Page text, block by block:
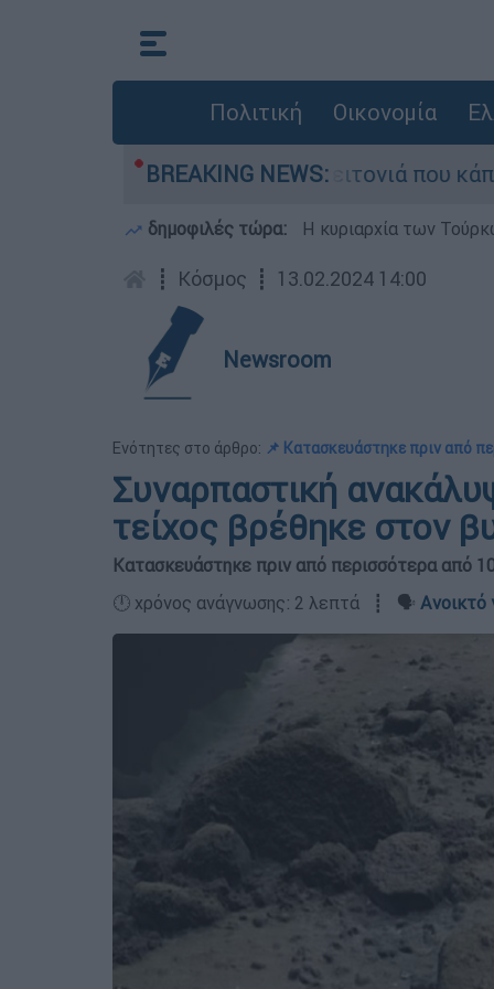
Πολιτική Οικονομία
BREAKING NEWS:
τη μεγάλη φωτιά τη γειτονιά που κάποτε
δημοφιλές τώρα: Η κυριαρχία των
┋ Κόσμος ┋ 13.02.2024 14:00
Newsroom
Ενότητες στο άρθρο: 📌 Κατασκευάστηκε πριν από
Συναρπαστική
τείχος βρέθηκε στον
Κατασκευάστηκε πριν από περισσότερα από
🕛 χρόνος ανάγνωσης: 2 λεπτά ┋ 🗣️ Ανοικτό